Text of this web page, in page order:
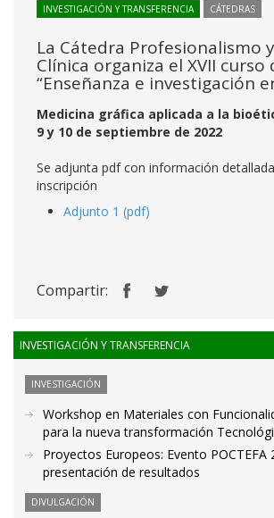
INVESTIGACIÓN Y TRANSFERENCIA CÁTEDRAS
La Cátedra Profesionalismo
Clínica organiza el XVII curso
“Enseñanza e investigación
Medicina gráfica aplicada a la
9 y 10 de septiembre de 2022
Se adjunta pdf con información
inscripción
Adjunto 1 (pdf)
Compartir:
INVESTIGACIÓN Y TRANSFERENCIA
INVESTIGACIÓN
Workshop en Materiales con
para la nueva transformación
Proyectos Europeos: Evento POCTEFA
presentación de resultados
DIVULGACIÓN